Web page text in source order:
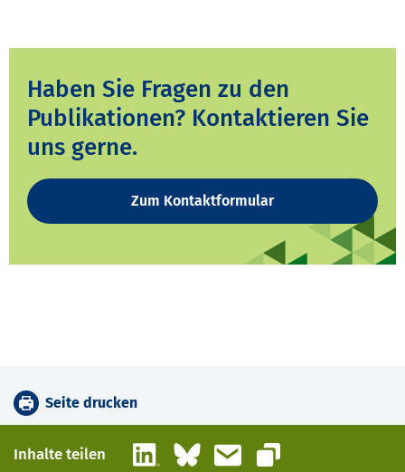
Haben Sie Fragen zu den
Publikationen? Kontaktieren Sie
uns gerne.
Zum Kontaktformular
Seite drucken
Inhalte teilen LinkedInBlueskyE-Mail
Link kopieren